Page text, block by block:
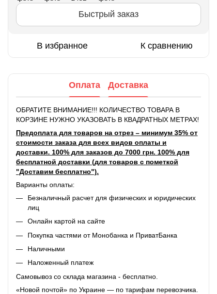
Быстрый заказ
В избранное К сравнению
Оплата Доставка
ОБРАТИТЕ ВНИМАНИЕ!!! КОЛИЧЕСТВО ТОВАРА В
КОРЗИНЕ НУЖНО УКАЗОВАТЬ В КВАДРАТНЫХ МЕТРАХ!
Предоплата для товаров на отрез – минимум 35% от
стоимости заказа для всех видов оплаты и
доставки. 100% для заказов до 7000 грн. 100% для
бесплатной доставки (для товаров с пометкой
"Доставим бесплатно").
Варианты оплаты:
Безналичный расчет для физических и юридических
лиц
Онлайн картой на сайте
Покупка частями от Монобанка и ПриватБанка
Наличными
Наложенный платеж
Самовывоз со склада магазина - бесплатно.
«Новой почтой» по Украине — по тарифам перевозчика.